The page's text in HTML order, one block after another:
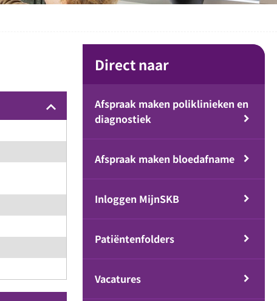
keyboard_arrow_up
Direct naar
Afspraak maken poliklinieken en
diagnostiek
Afspraak maken bloedafname
Inloggen MijnSKB
Patiëntenfolders
Vacatures